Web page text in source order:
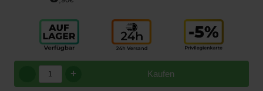
Kaufen
+